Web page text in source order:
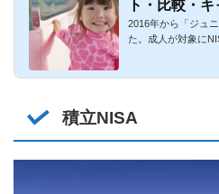
ト・比較・
2016年から「ジュ
た。成人が対象に
積立NISA